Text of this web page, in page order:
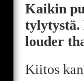
Kaikin
tylytystä.
louder
Kiitos